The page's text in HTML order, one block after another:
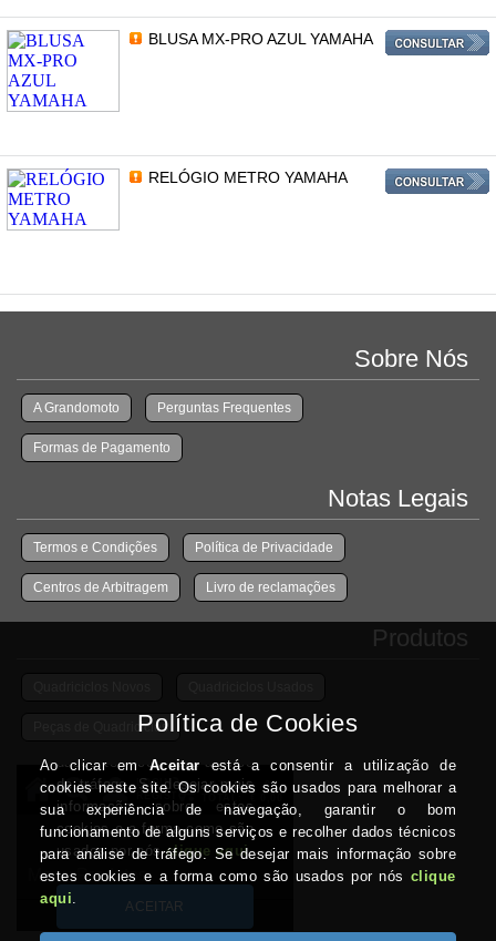
BLUSA MX-PRO AZUL YAMAHA
RELÓGIO METRO YAMAHA
Sobre Nós
A Grandomoto Perguntas Frequentes
Formas de Pagamento
Notas Legais
Termos e Condições Política de Privacidade
Centros de Arbitragem Livro de reclamações
Produtos
Peças de Quadriciclos